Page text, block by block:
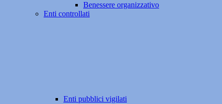
Benessere organizzativo
Enti controllati
Enti pubblici vigilati